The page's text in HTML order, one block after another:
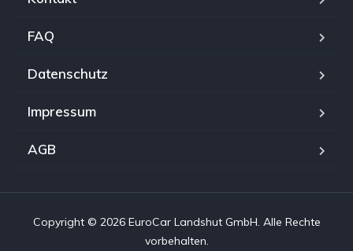
FAQ
Datenschutz
Impressum
AGB
Copyright © 2026 EuroCar Landshut GmbH. Alle Rechte
vorbehalten.